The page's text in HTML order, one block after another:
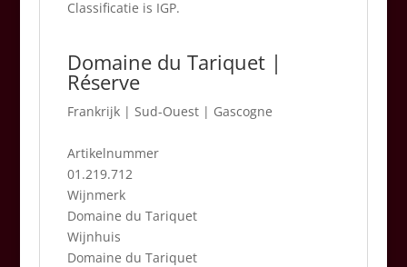
Classificatie is IGP.
Domaine du Tariquet |
Réserve
Frankrijk| Sud-Ouest | Gascogne
Artikelnummer
01.219.712
Wijnmerk
Domaine du Tariquet
Wijnhuis
Domaine du Tariquet